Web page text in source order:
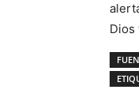
Dios